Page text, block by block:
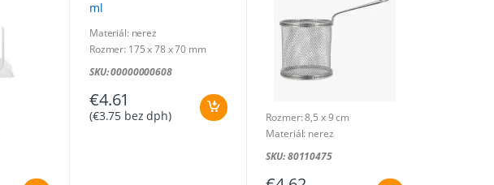
Materiál: nerez
Rozmer: 175 x 78 x 70 mm
SKU: 00000000608
€4.61
(€3.75 bez dph)
Rozmer: 8,5 x 9 cm
Materiál: nerez
SKU: 80110475